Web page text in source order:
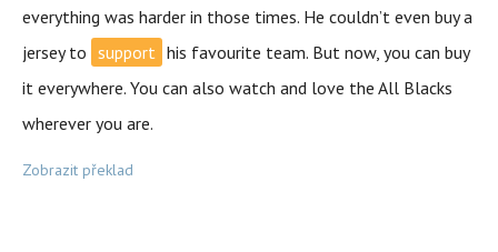
everything was harder in those times. He couldn’t even buy a
jersey to support his favourite team. But now, you can buy
it everywhere. You can also watch and love the All Blacks
wherever you are.
Zobrazit překlad